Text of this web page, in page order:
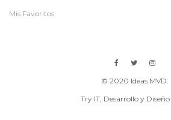
Mis Favoritos
© 2020 Ideas MVD.
Try IT, Desarrollo y Diseño